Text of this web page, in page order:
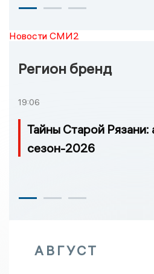
Новости СМИ2
Регион бренд
19:06
Тайны Старой Рязани:
сезон-2026
АВГУСТ